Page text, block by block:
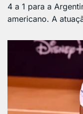
4 a 1 para a
americano. A